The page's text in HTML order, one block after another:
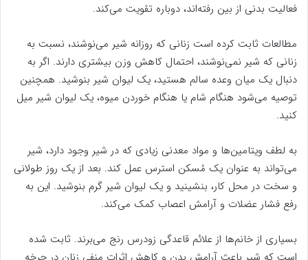
فعالیت بدنی از بین رفته‌اند، دوباره تقویت می‌کند.
مطالعات ثابت کرده است زنانی که روزانه شیر می‌نوشند، نسبت به
زنانی که شیر نمی‌نوشند، احتمال کاهش وزن بیشتری دارند. اگر به
دنبال یک میان وعده سالم هستید، یک لیوان شیر بنوشید. همچنین
توصیه می‌شود هنگام شام یا هنگام خوردن میوه، یک لیوان شیر میل
کنید.
به لطف ویتامین‌ها و مواد معدنی زیادی که در شیر وجود دارد، شیر
می‌تواند به عنوان یک مُسکن استرس عمل کند. بعد از یک روز طولانی
و سخت در محل کار، بنشینید و یک لیوان شیر گرم بنوشید. این به
رفع فشار عضلات و آرامش اعصاب کمک می‌کند.
بسیاری از خانم‌ها از علائم قاعدگی زودرس رنج می‌برند. ثابت شده